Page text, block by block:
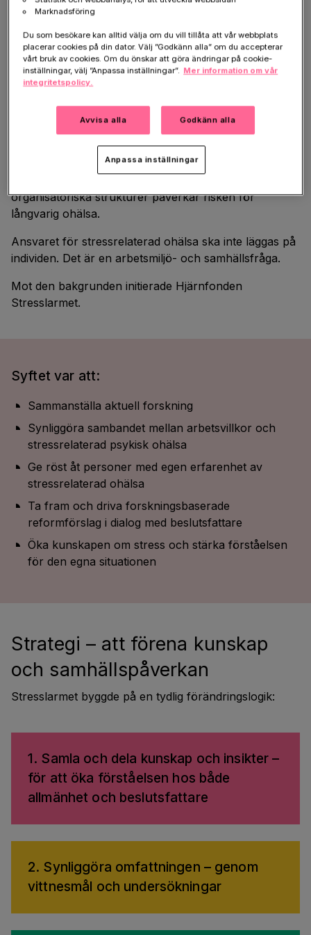
påverkas arbetsliv, produktivitet och långsiktig
Kvinnor är särskilt drabbade. De står för en majoritet
av sjukskrivningarna kopplade till stressrelaterad
psykisk ohälsa, omkring 75 procent av fallen. Detta
tydliggör att problematiken inte enbart handlar om
individers situation, utan också om strukturer i
arbetslivet.
Samtidigt varierar tillgången till vård och rehabilitering
organisatoriska strukturer påverkar risken för
långvarig ohälsa.
Ansvaret för stressrelaterad ohälsa ska inte läggas på
individen. Det är en arbetsmiljö- och samhällsfråga.
Mot den bakgrunden initierade Hjärnfonden
Stresslarmet.
Syftet var att:
Sammanställa aktuell forskning
Synliggöra sambandet mellan arbetsvillkor och
stressrelaterad psykisk ohälsa
Ge röst åt personer med egen erfarenhet av
stressrelaterad ohälsa
Ta fram och driva forskningsbaserade
reformförslag i dialog med beslutsfattare
Öka kunskapen om stress och stärka förståelsen
för den egna situationen
Strategi – att förena kunskap
och samhällspåverkan
Stresslarmet byggde på en tydlig förändringslogik:
1. Samla och dela kunskap och insikter –
för att öka förståelsen hos både
allmänhet och beslutsfattare
2. Synliggöra omfattningen – genom
vittnesmål och undersökningar
Marknadsföring
Du som besökare kan alltid välja om du vill tillåta att vår webbplats
placerar cookies på din dator. Välj ”Godkänn alla” om du accepterar
vårt bruk av cookies. Om du önskar att göra ändringar på cookie-
inställningar, välj ”Anpassa inställningar”. Mer information om vår
integritetspolicy.
Avvisa alla Godkänn alla
Anpassa inställningar